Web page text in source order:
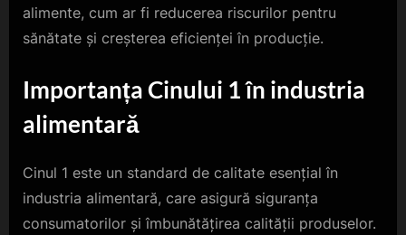
alimente, cum ar fi reducerea riscurilor pentru
sănătate și creșterea eficienței în producție.
Importanța Cinului 1 în industria
alimentară
Cinul 1 este un standard de calitate esențial în
industria alimentară, care asigură siguranța
consumatorilor și îmbunătățirea calității produselor.